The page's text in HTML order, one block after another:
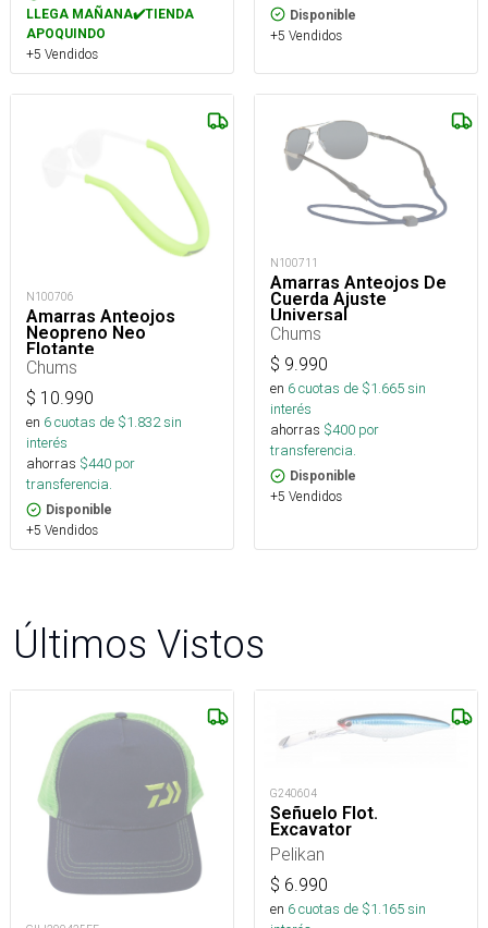
LLEGA MAÑANA✔️TIENDA
APOQUINDO
+5 Vendidos
Disponible
+5 Vendidos
N100706
Amarras Anteojos
Neopreno Neo
Flotante
Chums
$ 10.990
en 6cuotas de $1.832sin
interés
ahorras $440 por
transferencia.
Disponible
+5 Vendidos
N100711
Amarras Anteojos De
Cuerda Ajuste
Universal
Chums
$ 9.990
en 6cuotas de $1.665sin
interés
ahorras $400 por
transferencia.
Disponible
+5 Vendidos
Últimos Vistos
G240604
Señuelo Flot.
Excavator
Pelikan
$ 6.990
en 6cuotas de $1.165sin